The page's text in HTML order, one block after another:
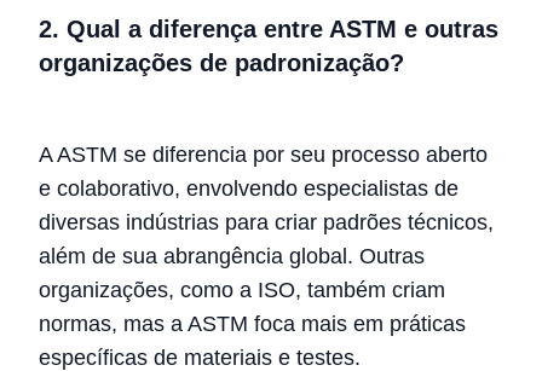
2. Qual a diferença entre ASTM e outras
organizações de padronização?
A ASTM se diferencia por seu processo aberto
e colaborativo, envolvendo especialistas de
diversas indústrias para criar padrões técnicos,
além de sua abrangência global. Outras
organizações, como a ISO, também criam
normas, mas a ASTM foca mais em práticas
específicas de materiais e testes.